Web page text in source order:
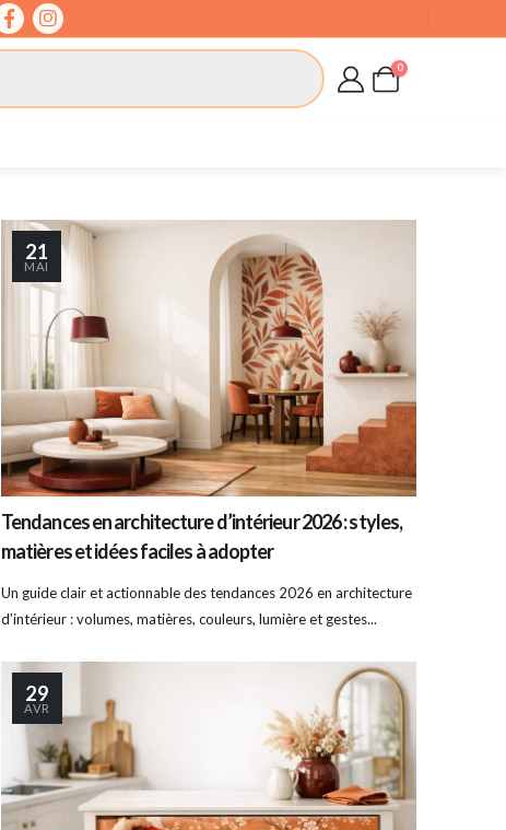
0
21
MAI
Tendances en architecture d’intérieur 2026 : styles,
matières et idées faciles à adopter
Un guide clair et actionnable des tendances 2026 en architecture
d’intérieur : volumes, matières, couleurs, lumière et gestes...
29
AVR